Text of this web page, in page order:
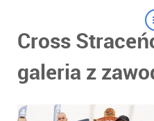
Cross
galeria z